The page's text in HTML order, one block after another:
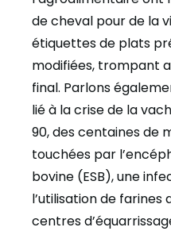
de cheval pour de la
étiquettes de plats
modifiées, trompant
final. Parlons
lié à la crise de la
90, des centaines de
touchées par
bovine (ESB), une
l’utilisation de farines
centres